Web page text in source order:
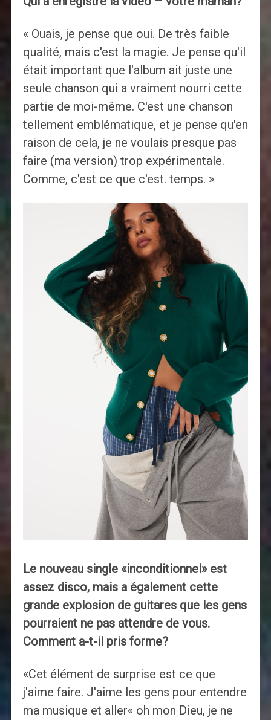
« Ouais, je pense que oui. De très faible
qualité, mais c'est la magie. Je pense qu'il
était important que l'album ait juste une
seule chanson qui a vraiment nourri cette
partie de moi-même. C'est une chanson
tellement emblématique, et je pense qu'en
raison de cela, je ne voulais presque pas
faire (ma version) trop expérimentale.
Comme, c'est ce que c'est. temps. »
Le nouveau single «inconditionnel» est
assez disco, mais a également cette
grande explosion de guitares que les gens
pourraient ne pas attendre de vous.
Comment a-t-il pris forme?
«Cet élément de surprise est ce que
j'aime faire. J'aime les gens pour entendre
ma musique et aller« oh mon Dieu, je ne